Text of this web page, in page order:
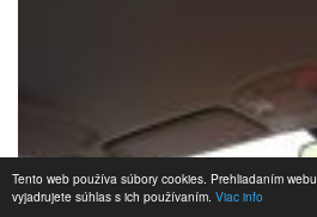
Tento web používa súbory cookies. Prehliadaním webu
vyjadrujete súhlas s ich používaním. Viac info